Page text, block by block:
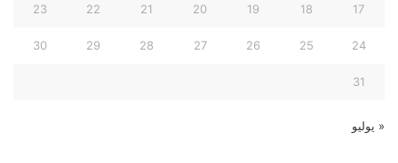
17
18
19
20
21
22
23
24
25
26
27
28
29
30
31
« يوليو